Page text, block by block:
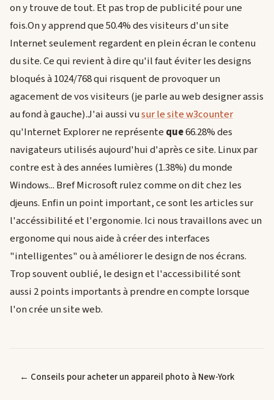
on y trouve de tout. Et pas trop de publicité pour une
fois.On y apprend que 50.4% des visiteurs d'un site
Internet seulement regardent en plein écran le contenu
du site. Ce qui revient à dire qu'il faut éviter les designs
bloqués à 1024/768 qui risquent de provoquer un
agacement de vos visiteurs (je parle au web designer assis
au fond à gauche).J'ai aussi vusur le site w3counter
qu'Internet Explorer ne représente que66.28% des
navigateurs utilisés aujourd'hui d'après ce site. Linux par
contre est à des années lumières (1.38%) du monde
Windows... Bref Microsoft rulez comme on dit chez les
djeuns. Enfin un point important, ce sont les articles sur
l'accéssibilité et l'ergonomie. Ici nous travaillons avec un
ergonome qui nous aide à créer des interfaces
"intelligentes" ou à améliorer le design de nos écrans.
Trop souvent oublié, le design et l'accessibilité sont
aussi 2 points importants à prendre en compte lorsque
l'on crée un site web.
← Conseils pour acheter un appareil photo à New-York